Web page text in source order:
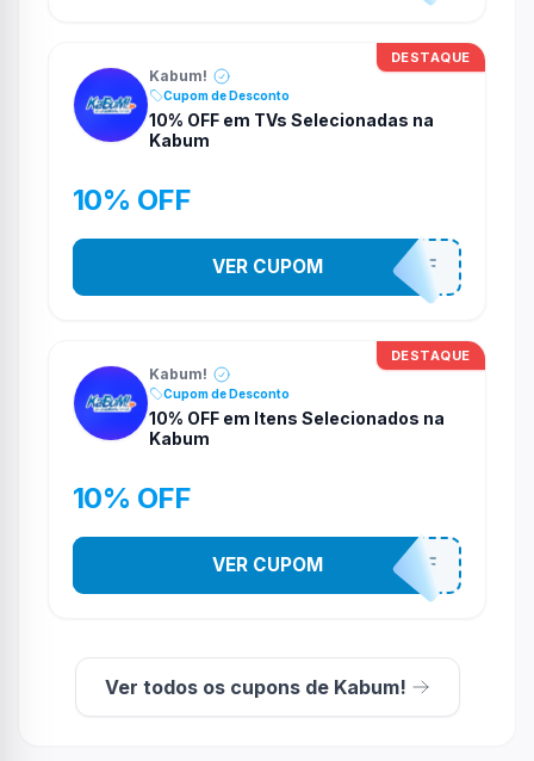
DESTAQUE
Kabum!
Cupom de Desconto
10% OFF em TVs Selecionadas na
Kabum
10% OFF
TV10OFF
VER CUPOM
DESTAQUE
Kabum!
Cupom de Desconto
10% OFF em Itens Selecionados na
Kabum
10% OFF
10OFF
VER CUPOM
Ver todos os cupons de Kabum!